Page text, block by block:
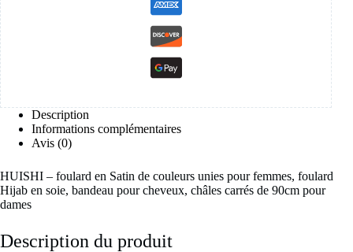
Description
Informations complémentaires
Avis (0)
HUISHI – foulard en Satin de couleurs unies pour femmes, foulard
Hijab en soie, bandeau pour cheveux, châles carrés de 90cm pour
dames
Description du produit